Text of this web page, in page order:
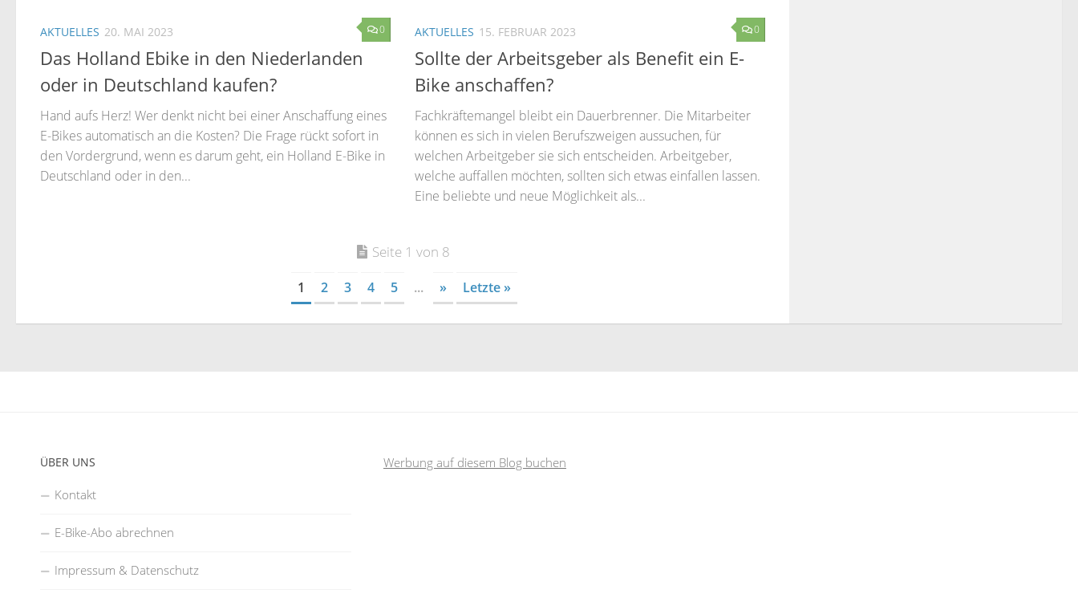
0
AKTUELLES 20. MAI 2023
Das Holland Ebike in den Niederlanden
oder in Deutschland kaufen?
Hand aufs Herz! Wer denkt nicht bei einer Anschaffung eines
E-Bikes automatisch an die Kosten? Die Frage rückt sofort in
den Vordergrund, wenn es darum geht, ein Holland E-Bike in
Deutschland oder in den...
0
AKTUELLES 15. FEBRUAR 2023
Sollte der Arbeitsgeber als Benefit ein E-
Bike anschaffen?
Fachkräftemangel bleibt ein Dauerbrenner. Die Mitarbeiter
können es sich in vielen Berufszweigen aussuchen, für
welchen Arbeitgeber sie sich entscheiden. Arbeitgeber,
welche auffallen möchten, sollten sich etwas einfallen lassen.
Eine beliebte und neue Möglichkeit als...
Seite 1 von 8
1 2 3 4 5 ... » Letzte »
ÜBER UNS
Kontakt
E-Bike-Abo abrechnen
Impressum & Datenschutz
Werbung auf diesem Blog buchen